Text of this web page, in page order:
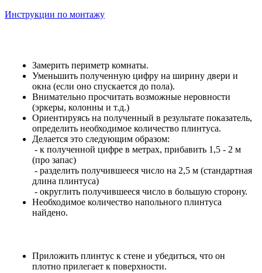
Инструкции по монтажу
Замерить периметр комнаты.
Уменьшить полученную цифру на ширину двери и
окна (если оно спускается до пола).
Внимательно просчитать возможные неровности
(эркеры, колонны и т.д.)
Ориентируясь на полученный в результате показатель,
определить необходимое количество плинтуса.
Делается это следующим образом:
- к полученной цифре в метрах, прибавить 1,5 - 2 м
(про запас)
- разделить получившееся число на 2,5 м (стандартная
длина плинтуса)
- округлить получившееся число в большую сторону.
Необходимое количество напольного плинтуса
найдено.
Приложить плинтус к стене и убедиться, что он
плотно прилегает к поверхности.